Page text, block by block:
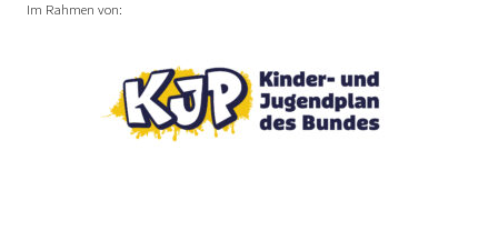
Im Rahmen von: